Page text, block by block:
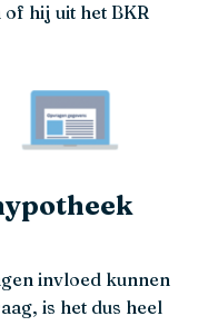
hij uit het BKR
invloed kunnen
is het dus heel